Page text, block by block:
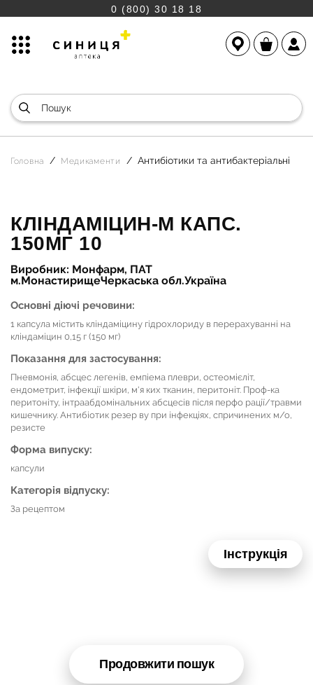
0 (800) 30 18 18
Головна Медикаменти Антибіотики та антибактеріальні
КЛІНДАМІЦИН-М КАПС.
150МГ 10
Виробник: Монфарм, ПАТ
м.МонастирищеЧеркаська обл.Україна
Основні діючі речовини:
1 капсула містить кліндаміцину гідрохлориду в перерахуванні на
кліндаміцин 0,15 г (150 мг)
Показання для застосування:
Пневмонія, абсцес легенів, емпіема плеври, остеомієліт,
ендометрит, інфекції шкіри, м'я ких тканин, перитоніт. Проф-ка
перитоніту, інтраабдомінальних абсцесів після перфо рації/травми
кишечнику. Антибіотик резер ву при інфекціях, спричинених м/о,
резисте
Форма випуску:
капсули
Категорія відпуску:
За рецептом
Інструкція
Продовжити пошук